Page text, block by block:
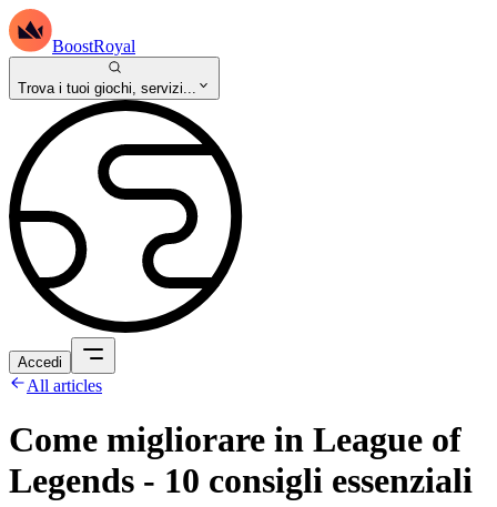
BoostRoyal
Trova i tuoi giochi, servizi...
Accedi
All articles
Come migliorare in League of
Legends - 10 consigli essenziali